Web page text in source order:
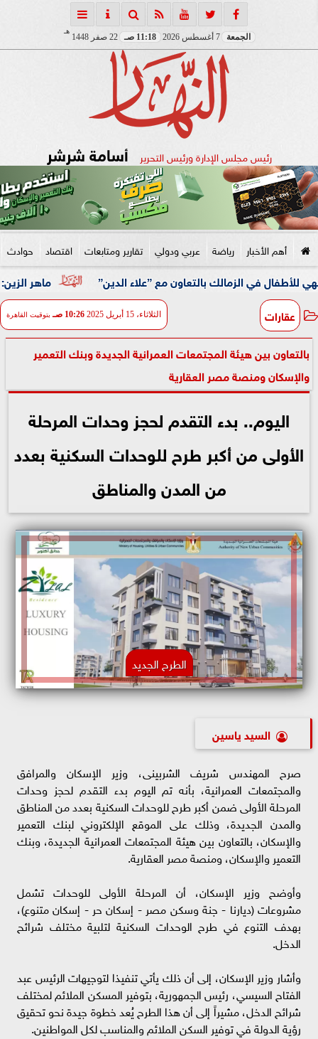
الجمعة 7 أغسطس 2026 11:18 صـ 22 صفر 1448
هـ
رئيس مجلس الإدارة ورئيس التحرير أسامة شرشر
أهم الأخبار رياضة عربي ودولي تقارير ومتابعات اقتصاد حوادث
ماهر الزين: 25 حافلة تُعيد 1250 سودانيًا ضمن الفوج الـ41.. والالتزام بوثائق السفر عزز انسيابية العودة الطوعية بالتعاون مع ”علاء الدين”
عقارات الثلاثاء، 15 أبريل 2025 10:26 صـ بتوقيت القاهرة
بالتعاون بين هيئة المجتمعات العمرانية الجديدة وبنك التعمير
والإسكان ومنصة مصر العقارية
اليوم.. بدء التقدم لحجز وحدات المرحلة
الأولى من أكبر طرح للوحدات السكنية بعدد
من المدن والمناطق
الطرح الجديد
السيد ياسين
صرح المهندس شريف الشربينى، وزير الإسكان والمرافق
والمجتمعات العمرانية، بأنه تم اليوم بدء التقدم لحجز وحدات
المرحلة الأولى ضمن أكبر طرح للوحدات السكنية بعدد من المناطق
والمدن الجديدة، وذلك على الموقع الإلكتروني لبنك التعمير
والإسكان، بالتعاون بين هيئة المجتمعات العمرانية الجديدة، وبنك
التعمير والإسكان، ومنصة مصر العقارية.
وأوضح وزير الإسكان، أن المرحلة الأولى للوحدات تشمل
مشروعات (ديارنا - جنة وسكن مصر - إسكان حر - إسكان متنوع)،
بهدف التنوع في طرح الوحدات السكنية لتلبية مختلف شرائح
الدخل.
وأشار وزير الإسكان، إلى أن ذلك يأتي تنفيذا لتوجيهات الرئيس عبد
الفتاح السيسي، رئيس الجمهورية، بتوفير المسكن الملائم لمختلف
شرائح الدخل، مشيراً إلى أن هذا الطرح يُعد خطوة جيدة نحو تحقيق
رؤية الدولة في توفير السكن الملائم والمناسب لكل المواطنين.